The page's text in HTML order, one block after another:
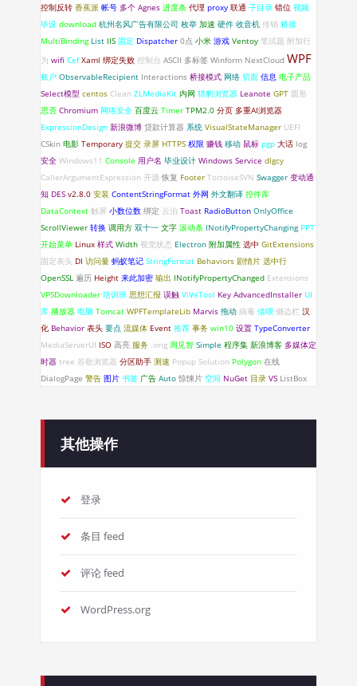
控制反转 香蕉派 帐号 多个 Agnes 进度条 代理 proxy 联通 子目录 错位 视频
毕设 download 杭州名风广告有限公司 枚举 加速 硬件 收音机 传销 桥接
MultiBinding List IIS 固定 Dispatcher 0点 小米 游戏 Ventoy 笔试题 附加行
为 wifi Cef Xaml 绑定失败 控制台 ASCII 多标签 Winform NextCloud WPF
账户 ObservableRecipient Interactions 桥接模式 网络 切面 信息 电子产品
Select模型 centos Clean ZLMediaKit 内网 猎豹浏览器 Leanote GPT 圆形
思否 Chromium 网络安全 百度云 Timer TPM2.0 分页 多重AI浏览器
ExpressionDesign 新浪微博 贷款计算器 系统 VisualStateManager UEFI
CSkin 电影 Temporary 提交 录屏 HTTPS 权限 赚钱 移动 鼠标 pgp 大话 log
安全 Windows11 Console 用户名 毕业设计 Windows Service dlgcy
CallerArgumentExpression 开源 恢复 Footer TortoiseSVN Swagger 变动通
知 DES v2.8.0 安装 ContentStringFormat 外网 外文翻译 控件库
DataContext 触屏 小数位数 绑定 云泊 Toast RadioButton OnlyOffice
ScrollViewer 转换 调用方 双十一 文字 滚动条 INotifyPropertyChanging PPT
开始菜单 Linux 样式 Width 视觉状态 Electron 附加属性 选中 GitExtensions
固定表头 DI 访问量 蚂蚁笔记 StringFormat Behaviors 剧情片 选中行
OpenSSL 遍历 Height 来此加密 输出 INotifyPropertyChanged Extensions
VPSDownloader 培训班 思想汇报 误触 ViVeTool Key AdvancedInstaller UI
库 播放器 电脑 Tomcat WPFTemplateLib Marvis 拖动 病毒 借呗 侧边栏 汉
化 Behavior 表头 要点 流媒体 Event 推荐 事务 win10 设置 TypeConverter
MediaServerUI ISO 高亮 服务 .orig 周见智 Simple 程序集 新浪博客 多媒体定
时器 tree 谷歌浏览器 分区助手 测速 Popup Solution Polygon 在线
DialogPage 警告 图片 书签 广告 Auto 惊悚片 空间 NuGet 目录 VS ListBox
其他操作
登录
条目 feed
评论 feed
WordPress.org